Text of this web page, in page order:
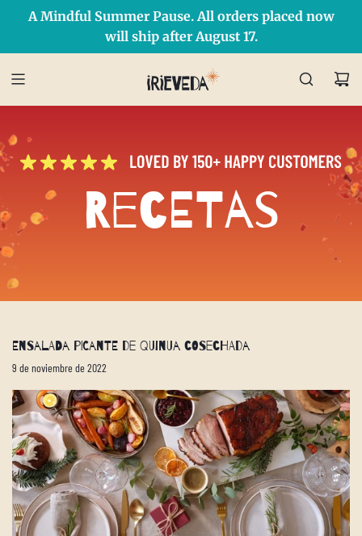
A Mindful Summer Pause. All orders placed now
will ship after August 17.
SHOP NOW
Recetas
Ensalada picante de quinua cosechada
9 de noviembre de 2022